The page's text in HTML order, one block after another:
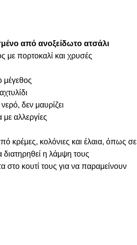
από ανοξείδωτο ατσάλι
με πορτοκαλί και χρυσές
μέγεθος
δεν μαυρίζει
με αλλεργίες
κρέμες, κολόνιες και έλαια, όπως σε
η λάμψη τους
στο κουτί τους για να παραμείνουν